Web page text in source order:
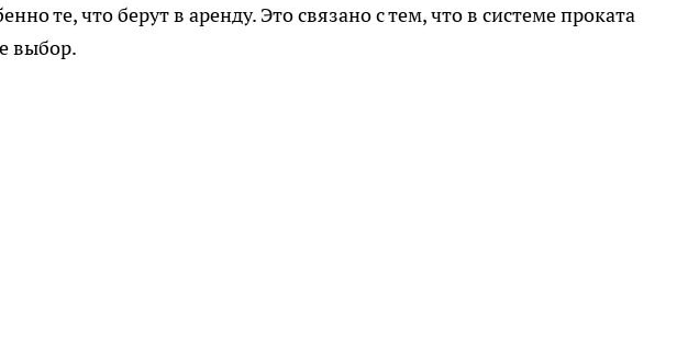
те, что берут в аренду. Это связано с тем, что в системе проката
выбор.